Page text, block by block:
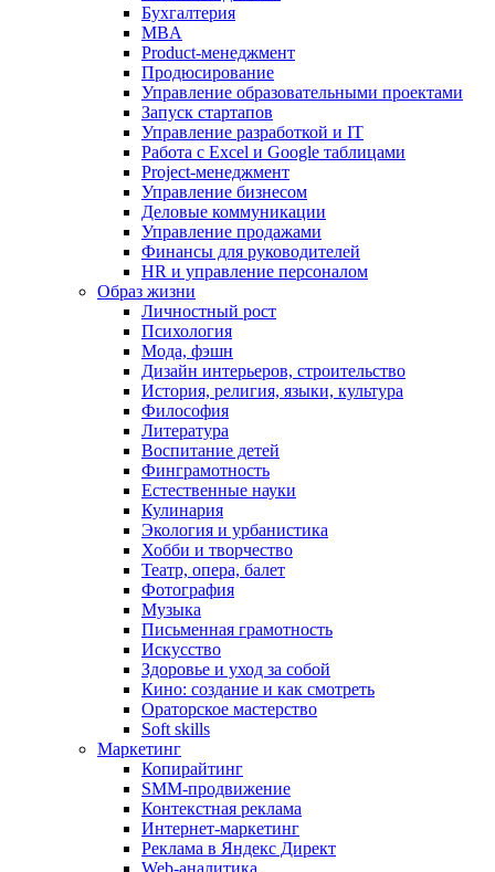
Бухгалтерия
MBA
Product-менеджмент
Продюсирование
Управление образовательными проектами
Запуск стартапов
Управление разработкой и IT
Работа с Excel и Google таблицами
Project-менеджмент
Управление бизнесом
Деловые коммуникации
Управление продажами
Финансы для руководителей
HR и управление персоналом
Образ жизни
Личностный рост
Психология
Мода, фэшн
Дизайн интерьеров, строительство
История, религия, языки, культура
Философия
Литература
Воспитание детей
Финграмотность
Естественные науки
Кулинария
Экология и урбанистика
Хобби и творчество
Театр, опера, балет
Фотография
Музыка
Письменная грамотность
Искусство
Здоровье и уход за собой
Кино: создание и как смотреть
Ораторское мастерство
Soft skills
Маркетинг
Копирайтинг
SMM-продвижение
Контекстная реклама
Интернет-маркетинг
Реклама в Яндекс Директ
Web-аналитика